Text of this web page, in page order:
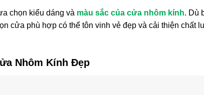
chọn kiểu dáng và màu sắc của cửa nhôm kính. Dù
cửa phù hợp có thể tôn vinh vẻ đẹp và cải thiện chất
Nhôm Kính Đẹp